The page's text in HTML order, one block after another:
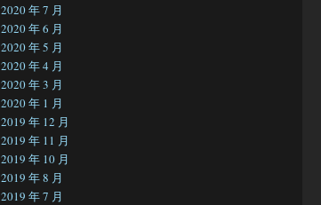
2020 年 7 月
2020 年 6 月
2020 年 5 月
2020 年 4 月
2020 年 3 月
2020 年 1 月
2019 年 12 月
2019 年 11 月
2019 年 10 月
2019 年 8 月
2019 年 7 月